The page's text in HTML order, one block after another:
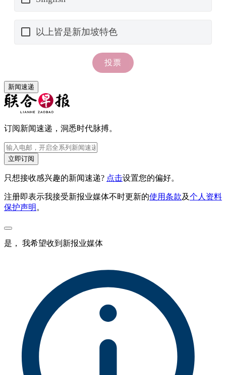
新闻速递
订阅新闻速递，洞悉时代脉搏。
立即订阅
只想接收感兴趣的新闻速递? 点击设置您的偏好。
注册即表示我接受新报业媒体不时更新的使用条款及个人资料
保护声明 。
是， 我希望收到新报业媒体